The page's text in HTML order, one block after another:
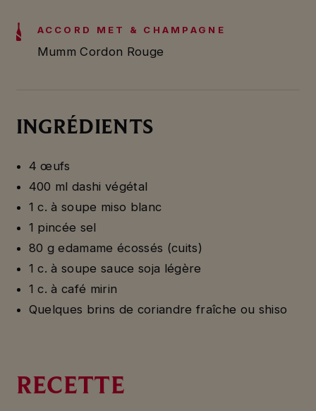
ACCORD MET & CHAMPAGNE
Mumm Cordon Rouge
INGRÉDIENTS
4 œufs
400 ml dashi végétal
1 c. à soupe miso blanc
1 pincée sel
80 g edamame écossés (cuits)
1 c. à soupe sauce soja légère
1 c. à café mirin
Quelques brins de coriandre fraîche ou shiso
RECETTE